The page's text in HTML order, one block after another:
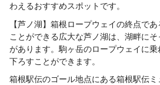
わえるおすすめスポットです。
【芦ノ湖】箱根ロープウェイの終点で
ことができる広大な芦ノ湖は、湖畔に
があります。駒ヶ岳のロープウェイに
下ろすことができます。
箱根駅伝のゴール地点にある箱根駅伝